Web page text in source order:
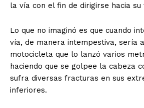
la vía con el fin de dirigirse hacia su
Lo que no imaginó es que cuando
vía, de manera intempestiva, sería
motocicleta que lo lanzó varios
haciendo que se golpee la cabeza
sufra diversas fracturas en sus
inferiores.